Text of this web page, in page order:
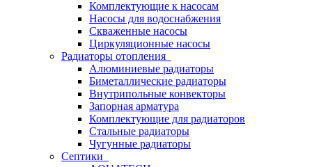
Комплектующие к насосам
Насосы для водоснабжения
Скваженные насосы
Циркуляционные насосы
Радиаторы отопления
Алюминиевые радиаторы
Биметаллические радиаторы
Внутрипольные конвекторы
Запорная арматура
Комплектующие для радиаторов
Стальные радиаторы
Чугунные радиаторы
Септики